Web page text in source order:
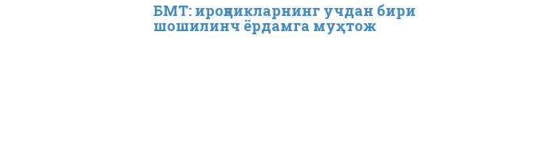
БМТ: ироқликларнинг учдан бири
шошилинч ёрдамга муҳтож